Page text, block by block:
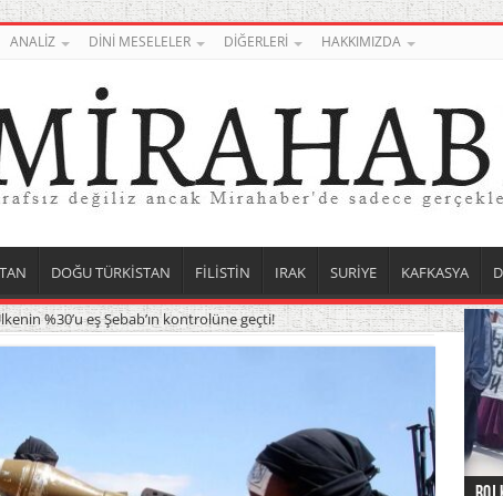
ANALİZ DİNİ MESELELER DİĞERLERİ HAKKIMIZDA
DOĞU TÜRKİSTAN FİLİSTİN IRAK SURİYE KAFKASYA
%30’u eş Şebab’ın kontrolüne geçti!